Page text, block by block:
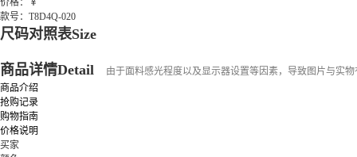
价格：￥
款号：T8D4Q-020
尺码对照表Size
商品详情Detail
由于面料感光程度以及显示器设置等因素，导致图片与实
商品介绍
抢购记录
购物指南
价格说明
买家